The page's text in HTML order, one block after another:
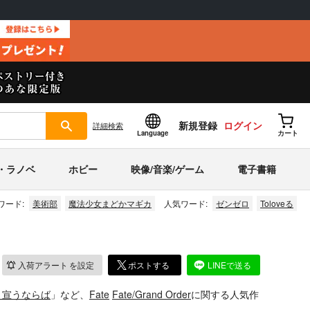
詳細検索
Language
新規登録 ログイン
カート
ラノベ ホビー 映像/音楽/ゲーム 電子書籍
ード: 美術部 魔法少女まどかマギカ 人気ワード: ゼンゼロ Toloveる
入荷アラート を設定 ポストする LINEで送る
うならば 」など、 Fate Fate/Grand Orderに関する人気作